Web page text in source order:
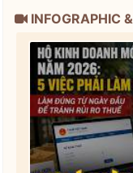
INFOGRAPHIC